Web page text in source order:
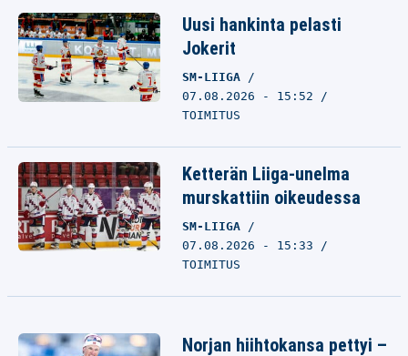
Uusi hankinta pelasti
Jokerit
SM-LIIGA
07.08.2026 - 15:52
TOIMITUS
Ketterän Liiga-unelma
murskattiin oikeudessa
SM-LIIGA
07.08.2026 - 15:33
TOIMITUS
Norjan hiihtokansa pettyi –